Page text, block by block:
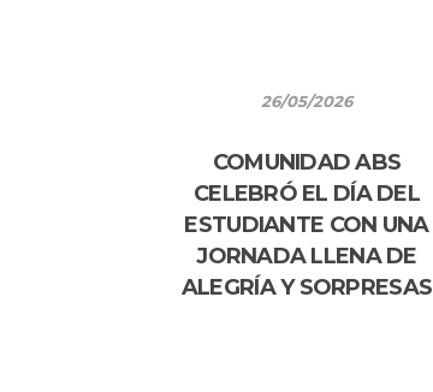
26/05/2026
COMUNIDAD ABS
CELEBRÓ EL DÍA DEL
ESTUDIANTE CON UNA
JORNADA LLENA DE
ALEGRÍA Y SORPRESAS